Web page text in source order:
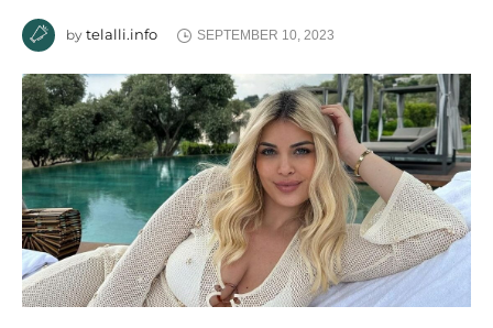
by telalli.info SEPTEMBER 10, 2023